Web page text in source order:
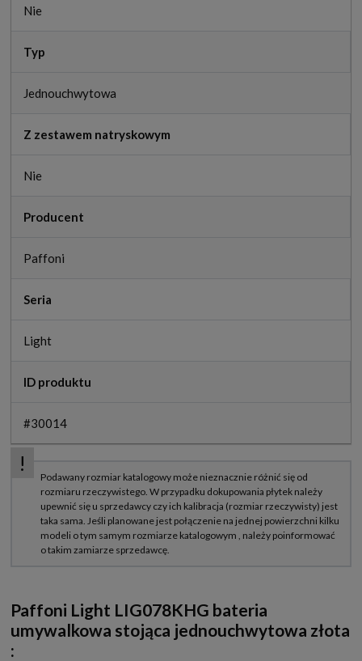
Nie
Typ
Jednouchwytowa
Z zestawem natryskowym
Nie
Producent
Paffoni
Seria
Light
ID produktu
#30014
Paffoni Light LIG078KHG bateria
umywalkowa stojąca jednouchwytowa złota
: